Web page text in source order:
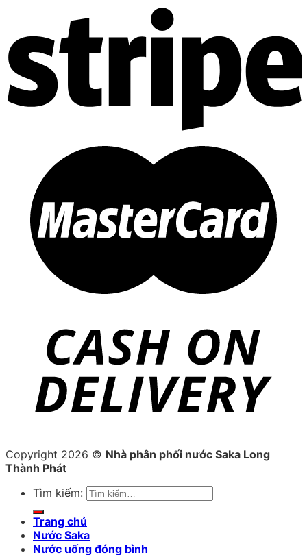
Copyright 2026 © Nhà phân phối nước Saka Long
Thành Phát
Tìm kiếm:
Trang chủ
Nước Saka
Nước uống đóng bình